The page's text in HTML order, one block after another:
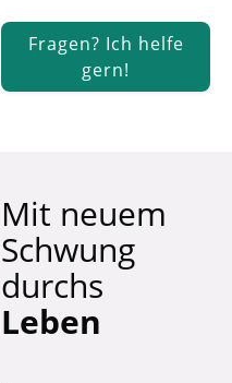
Fragen? Ich helfe
gern!
Mit neuem
Schwung
durchs
Leben